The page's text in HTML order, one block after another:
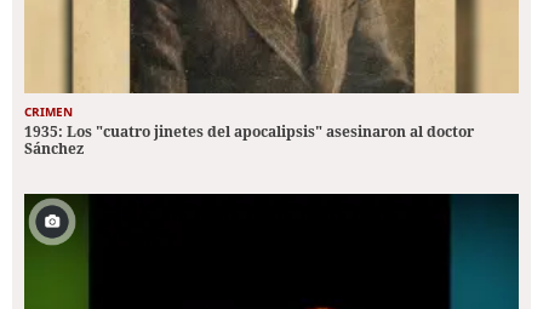
CRIMEN
1935: Los "cuatro jinetes del apocalipsis" asesinaron al doctor
Sánchez